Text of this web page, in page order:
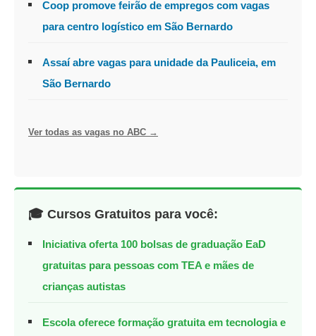
Coop promove feirão de empregos com vagas
para centro logístico em São Bernardo
Assaí abre vagas para unidade da Pauliceia, em
São Bernardo
Ver todas as vagas no ABC →
🎓 Cursos Gratuitos para você:
Iniciativa oferta 100 bolsas de graduação EaD
gratuitas para pessoas com TEA e mães de
crianças autistas
Escola oferece formação gratuita em tecnologia e